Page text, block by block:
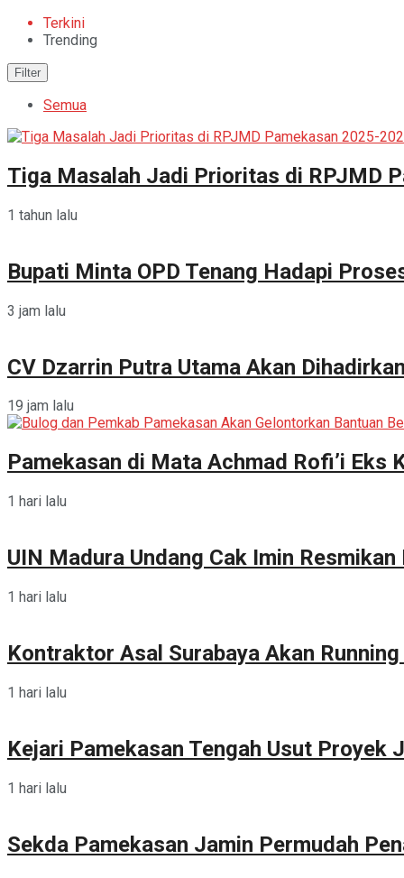
Terkini
Trending
Filter
Semua
Tiga Masalah Jadi Prioritas di RPJMD
1 tahun lalu
Bupati Minta OPD Tenang Hadapi
3 jam lalu
CV Dzarrin Putra Utama Akan
19 jam lalu
Pamekasan di Mata Achmad Rofi’i Eks
1 hari lalu
UIN Madura Undang Cak Imin
1 hari lalu
Kontraktor Asal Surabaya Akan
1 hari lalu
Kejari Pamekasan Tengah Usut Proyek
1 hari lalu
Sekda Pamekasan Jamin Permudah